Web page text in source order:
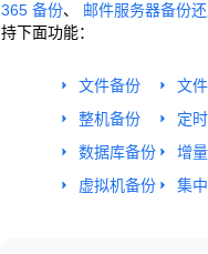
365 备份、 邮件服务器备份
持下面功能：
文件备份
整机备份
数据库备份
虚拟机备份
文
定
增
集